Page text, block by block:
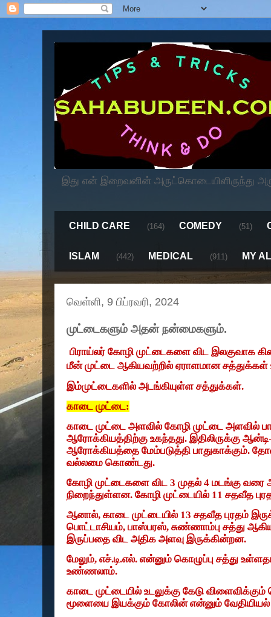
இது என் இறைவனின் அருட்கொடையிளிருந்து
CHILD CARE (164) COMEDY (51)
ISLAM (442) MEDICAL (911) MY
வெள்ளி, 9 பிப்ரவரி, 2024
முட்டைகளும் அதன் நன்மைகளும்.
பிராய்லர் கோழி முட்டைகளை விட இலகுவாக
மீன் முட்டை ஆகியவற்றில் ஏராளமான
இம்முட்டைகளில் அடங்கியுள்ள சத்துக்கள்.
காடை முட்டை:
காடை முட்டை அளவில் கோழி முட்டை அளவில்
ஆரோக்கியத்திற்கு உகந்தது. இதிலிருக்கு
ஆரோக்கியத்தை மேம்படுத்தி பாதுகாக்கும்.
வல்லமை கொண்டது.
கோழி முட்டைகளை விட 3 முதல் 4 மடங்கு வரை
நிறைந்துள்ளன. கோழி முட்டையில் 11 சதவீத
ஆனால், காடை முட்டையில் 13 சதவீத புரதம்
பொட்டாசியம், பாஸ்பரஸ், சுண்ணாம்பு சத்து
இருப்பதை விட அதிக அளவு இருக்கின்றன.
மேலும், எச்.டி.எல். என்னும் கொழுப்பு சத்து
உண்ணலாம்.
காடை முட்டையில் உடலுக்கு கேடு விளைவிக்கும்
மூளையை இயக்கும் கோலின் என்னும் வேதியியல்